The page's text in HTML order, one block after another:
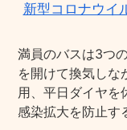
新型コロナウイ
満員のバスは3つ
を開けて換気しな
用、平日ダイヤを
感染拡大を防止す